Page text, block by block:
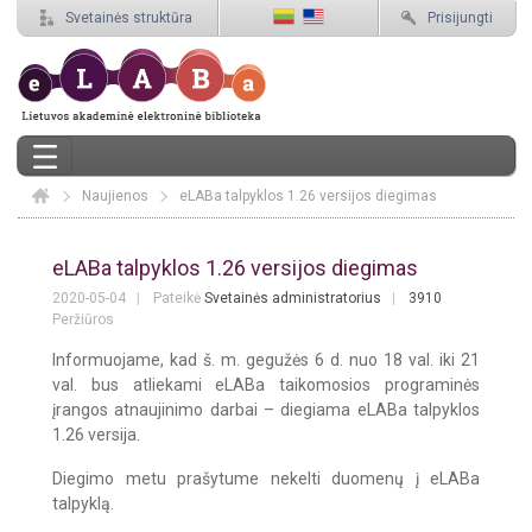
Svetainės struktūra Prisijungti
Elaba
Naujienos eLABa talpyklos 1.26 versijos diegimas
eLABa talpyklos 1.26 versijos diegimas
2020-05-04 Pateikė Svetainės administratorius
3910
Peržiūros
Informuojame, kad š. m. gegužės 6 d. nuo 18 val. iki 21
val. bus atliekami eLABa taikomosios programinės
įrangos atnaujinimo darbai – diegiama eLABa talpyklos
1.26 versija.
Diegimo metu prašytume nekelti duomenų į eLABa
talpyklą.